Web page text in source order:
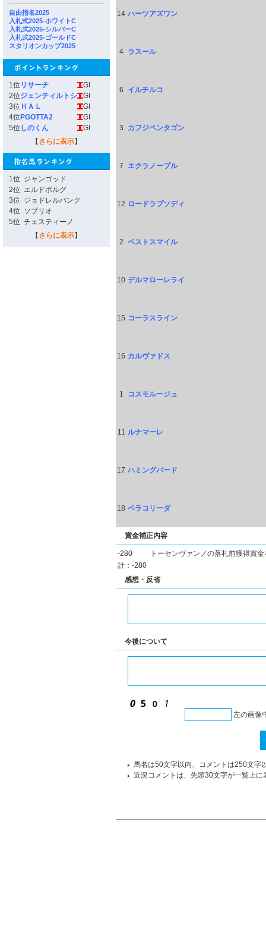
自由指名2025
入札式2025-ホワイトC
入札式2025-シルバーC
入札式2025-ゴールドC
スタリオンカップ2025
1位 リサーチ
GI
2位ジェンティルトシ
GI
3位 ＨＡＬ
GI
4位 PGOTTA2
GI
5位 しのくん
GI
【 さらに表示】
1位 ジャンゴッド
2位 エルドボルグ
3位 ジョドレルバンク
4位 ソブリオ
5位 チェスティーノ
【 さらに表示】
14 ハーツアズワン
4 ラスール
6 イルチルコ
3 カフジペンタゴン
7 エクラノーブル
12 ロードラプソディ
2 ベストスマイル
10 デルマローレライ
15 コーラスライン
16 カルヴァドス
1 コスモルージュ
11 ルナマーレ
17 ハミングバード
18 ベラコリーダ
賞金補正内容
-280
トーセンヴァンノの落札前獲得賞
計：-280
感想・反省
今後について
左の画像
馬名は50文字以内、コメントは250文字
近況コメントは、先頭30文字が一覧上に